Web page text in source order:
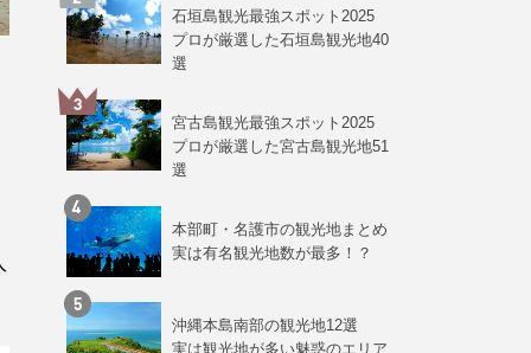
石垣島観光最強スポット2025
プロが厳選した石垣島観光地40
選
宮古島観光最強スポット2025
プロが厳選した宮古島観光地51
選
本部町・名護市の観光地まとめ
実は有名観光地数が最多！？
沖縄本島南部の観光地12選
実は観光地が多い魅惑のエリア